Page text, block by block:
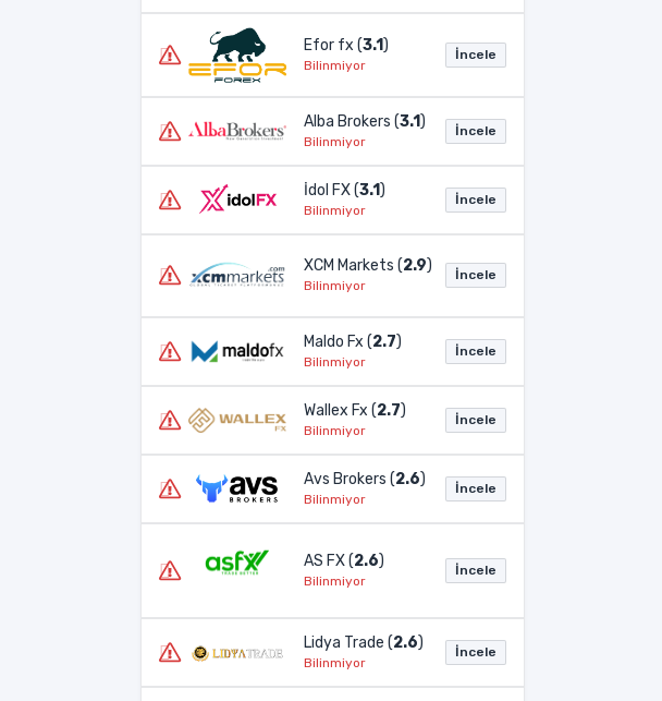
Efor fx (3.1)
Bilinmiyor
İncele
Alba Brokers (3.1)
Bilinmiyor
İncele
İdol FX (3.1)
Bilinmiyor
İncele
XCM Markets (2.9)
Bilinmiyor
İncele
Maldo Fx (2.7)
Bilinmiyor
İncele
Wallex Fx (2.7)
Bilinmiyor
İncele
Avs Brokers (2.6)
Bilinmiyor
İncele
AS FX (2.6)
Bilinmiyor
İncele
Lidya Trade (2.6)
Bilinmiyor
İncele